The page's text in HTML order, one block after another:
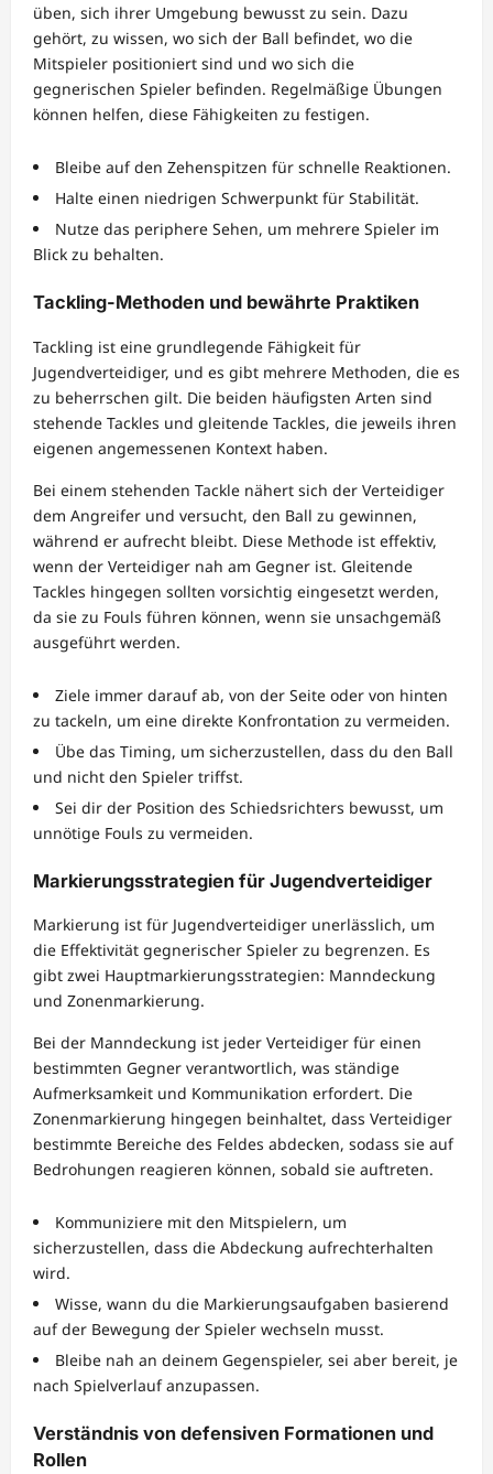
üben, sich ihrer Umgebung bewusst zu sein. Dazu
gehört, zu wissen, wo sich der Ball befindet, wo die
Mitspieler positioniert sind und wo sich die
gegnerischen Spieler befinden. Regelmäßige Übungen
können helfen, diese Fähigkeiten zu festigen.
Bleibe auf den Zehenspitzen für schnelle Reaktionen.
Halte einen niedrigen Schwerpunkt für Stabilität.
Nutze das periphere Sehen, um mehrere Spieler im
Blick zu behalten.
Tackling-Methoden und bewährte Praktiken
Tackling ist eine grundlegende Fähigkeit für
Jugendverteidiger, und es gibt mehrere Methoden, die es
zu beherrschen gilt. Die beiden häufigsten Arten sind
stehende Tackles und gleitende Tackles, die jeweils ihren
eigenen angemessenen Kontext haben.
Bei einem stehenden Tackle nähert sich der Verteidiger
dem Angreifer und versucht, den Ball zu gewinnen,
während er aufrecht bleibt. Diese Methode ist effektiv,
wenn der Verteidiger nah am Gegner ist. Gleitende
Tackles hingegen sollten vorsichtig eingesetzt werden,
da sie zu Fouls führen können, wenn sie unsachgemäß
ausgeführt werden.
Ziele immer darauf ab, von der Seite oder von hinten
zu tackeln, um eine direkte Konfrontation zu vermeiden.
Übe das Timing, um sicherzustellen, dass du den Ball
und nicht den Spieler triffst.
Sei dir der Position des Schiedsrichters bewusst, um
unnötige Fouls zu vermeiden.
Markierungsstrategien für Jugendverteidiger
Markierung ist für Jugendverteidiger unerlässlich, um
die Effektivität gegnerischer Spieler zu begrenzen. Es
gibt zwei Hauptmarkierungsstrategien: Manndeckung
und Zonenmarkierung.
Bei der Manndeckung ist jeder Verteidiger für einen
bestimmten Gegner verantwortlich, was ständige
Aufmerksamkeit und Kommunikation erfordert. Die
Zonenmarkierung hingegen beinhaltet, dass Verteidiger
bestimmte Bereiche des Feldes abdecken, sodass sie auf
Bedrohungen reagieren können, sobald sie auftreten.
Kommuniziere mit den Mitspielern, um
sicherzustellen, dass die Abdeckung aufrechterhalten
wird.
Wisse, wann du die Markierungsaufgaben basierend
auf der Bewegung der Spieler wechseln musst.
Bleibe nah an deinem Gegenspieler, sei aber bereit, je
nach Spielverlauf anzupassen.
Verständnis von defensiven Formationen und
Rollen